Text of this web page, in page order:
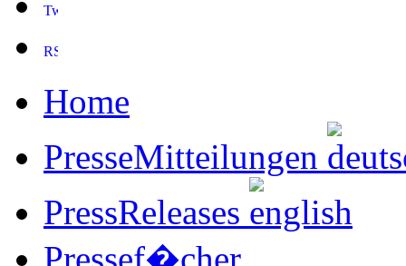
Home
PresseMitteilungen
PressReleases